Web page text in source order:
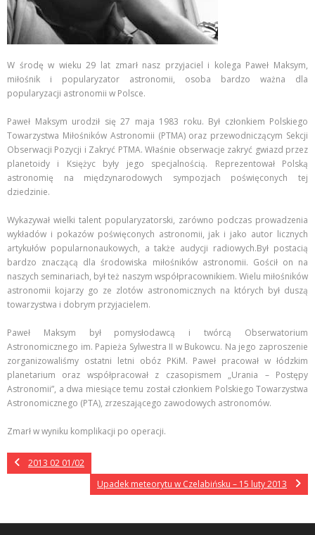
W środę w wieku 29 lat zmarł nasz przyjaciel i kolega Paweł Maksym,
miłośnik i popularyzator astronomii, osoba bardzo ważna dla
popularyzacji astronomii w Polsce.
Paweł Maksym urodził się 27 maja 1983 roku. Był członkiem Polskiego
Towarzystwa Miłośników Astronomii (PTMA) oraz przewodniczącym Sekcji
Obserwacji Pozycji i Zakryć PTMA. Właśnie obserwacje zakryć gwiazd przez
planetoidy i Księżyc były jego specjalnością. Reprezentował Polską
astronomię na międzynarodowych sympozjach poświęconych tej
dziedzinie.
Wykazywał wielki talent popularyzatorski, zarówno podczas prowadzenia
wykładów i pokazów poświęconych astronomii, jak i jako autor licznych
artykułów popularnonaukowych, a także audycji radiowych.Był postacią
bardzo znaczącą dla środowiska miłośników astronomii. Gościł on na
naszych seminariach, był też naszym współpracownikiem. Wielu miłośników
astronomii kojarzy go ze zlotów astronomicznych na których był duszą
towarzystwa i dobrym przyjacielem.
Paweł Maksym był pomysłodawcą i twórcą Obserwatorium
Astronomicznego im. Papieża Sylwestra II w Bukowcu. Na jego zaproszenie
zorganizowaliśmy ostatni letni obóz PKiM. Paweł pracował w łódzkim
planetarium oraz współpracował z czasopismem „Urania – Postępy
Astronomii”, a dwa miesiące temu został członkiem Polskiego Towarzystwa
Astronomicznego (PTA), zrzeszającego zawodowych astronomów.
Zmarł w wyniku komplikacji po operacji.
2013 02 01/02
Upadek meteorytu w Czelabińsku – 15 luty 2013